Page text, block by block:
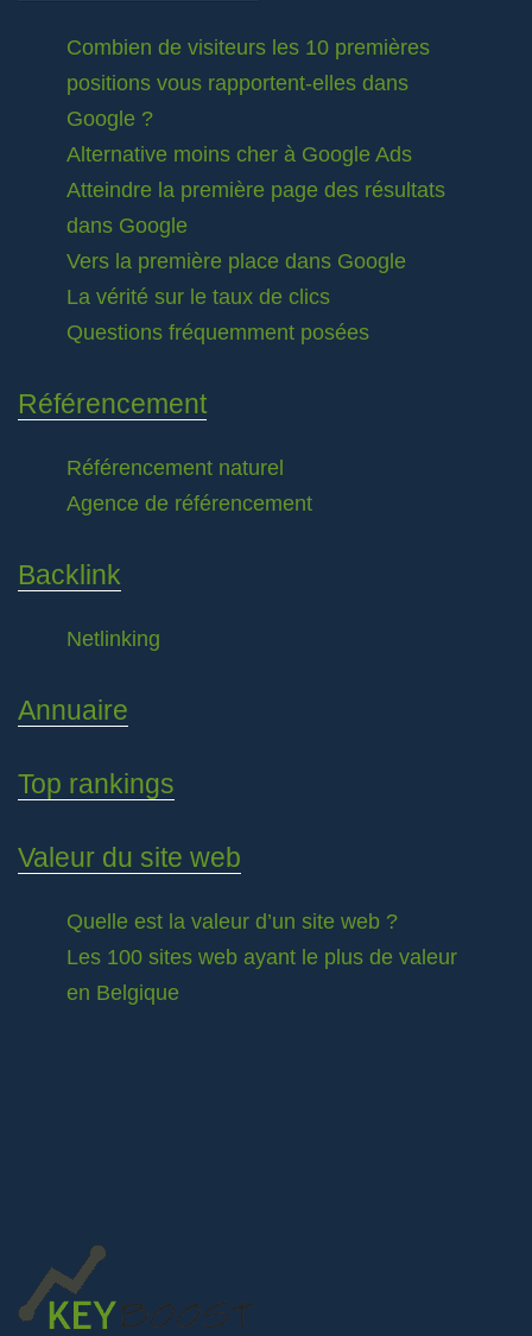
Combien de visiteurs les 10 premières
positions vous rapportent-elles dans
Google ?
Alternative moins cher à Google Ads
Atteindre la première page des résultats
dans Google
Vers la première place dans Google
La vérité sur le taux de clics
Questions fréquemment posées
Référencement
Référencement naturel
Agence de référencement
Backlink
Netlinking
Annuaire
Top rankings
Valeur du site web
Quelle est la valeur d’un site web ?
Les 100 sites web ayant le plus de valeur
en Belgique